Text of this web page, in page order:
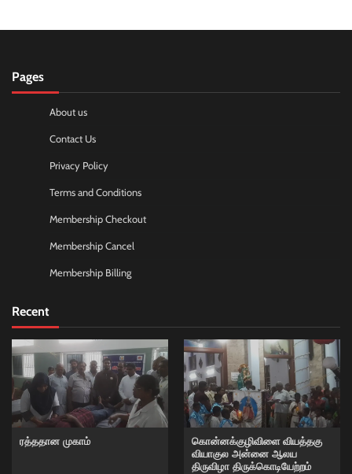
Pages
About us
Contact Us
Privacy Policy
Terms and Conditions
Membership Checkout
Membership Cancel
Membership Billing
Recent
ரத்ததான முகாம்
கொன்னக்குழிவிளை வியத்தகு
வியாகுல அன்னை ஆலய
திருவிழா திருக்கொடியேற்றம்